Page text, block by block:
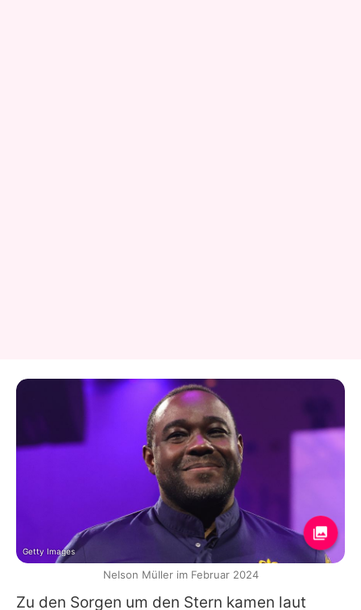
Zu den Sorgen um den Stern kamen laut
Getty Images
Nelson Müller im Februar 2024